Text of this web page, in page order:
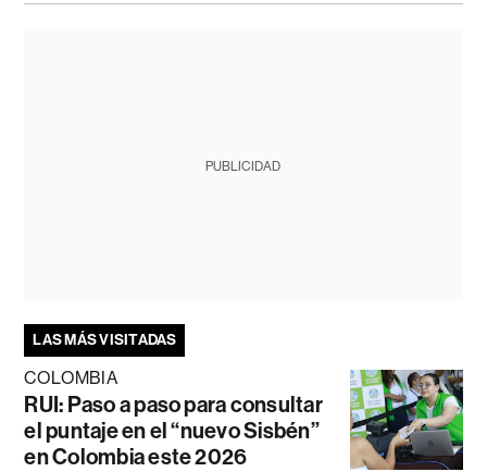
PUBLICIDAD
LAS MÁS VISITADAS
COLOMBIA
RUI: Paso a paso para consultar
el puntaje en el “nuevo Sisbén”
en Colombia este 2026